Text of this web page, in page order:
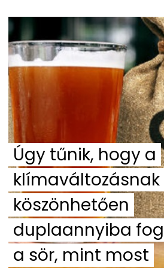
Úgy tűnik, hogy a
klímaváltozásnak
köszönhetően
duplaannyiba
a sör, mint most